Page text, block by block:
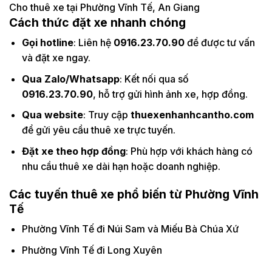
Cho thuê xe tại Phường Vĩnh Tế, An Giang
Cách thức đặt xe nhanh chóng
Gọi hotline: Liên hệ 0916.23.70.90để được tư vấn
và đặt xe ngay.
Qua Zalo/Whatsapp: Kết nối qua số
0916.23.70.90, hỗ trợ gửi hình ảnh xe, hợp đồng.
Qua website: Truy cập thuexenhanhcantho.com
để gửi yêu cầu thuê xe trực tuyến.
Đặt xe theo hợp đồng: Phù hợp với khách hàng có
nhu cầu thuê xe dài hạn hoặc doanh nghiệp.
Các tuyến thuê xe phổ biến từ Phường Vĩnh
Tế
Phường Vĩnh Tế đi Núi Sam và Miếu Bà Chúa Xứ
Phường Vĩnh Tế đi Long Xuyên